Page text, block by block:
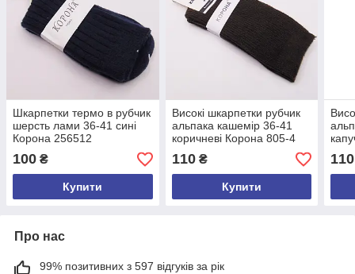
Шкарпетки термо в рубчик
шерсть лами 36-41 сині
Корона 256512
100 ₴
Купити
Високі шкарпетки рубчик
альпака кашемір 36-41
коричневі Корона 805-4
110₴
Купити
110
Про нас
99% позитивних з 597 відгуків за рік